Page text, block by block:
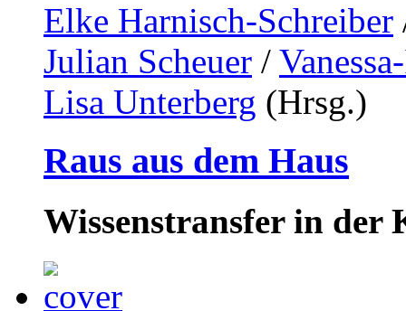
Elke Harnisch-Schreiber
Julian Scheuer /
Lisa Unterberg (Hrsg.)
Raus aus dem Haus
Wissenstransfer in